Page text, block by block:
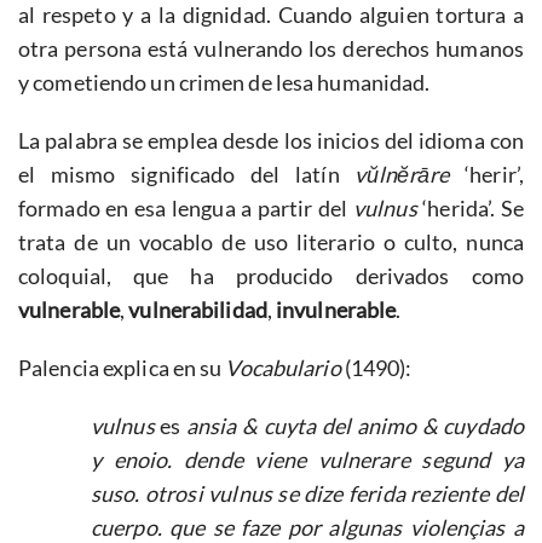
al respeto y a la dignidad. Cuando alguien tortura a
otra persona está vulnerando los derechos humanos
y cometiendo un crimen de lesa humanidad.
La palabra se emplea desde los inicios del idioma con
el mismo significado del latín vŭlnĕrāre‘herir’,
formado en esa lengua a partir del vulnus‘herida’. Se
trata de un vocablo de uso literario o culto, nunca
coloquial, que ha producido derivados como
vulnerable,vulnerabilidad, invulnerable.
Palencia explica en su Vocabulario(1490):
vulnuses ansia & cuyta del animo & cuydado
y enoio. dende viene vulnerare segund ya
suso. otrosi vulnus se dize ferida reziente del
cuerpo. que se faze por algunas violençias a